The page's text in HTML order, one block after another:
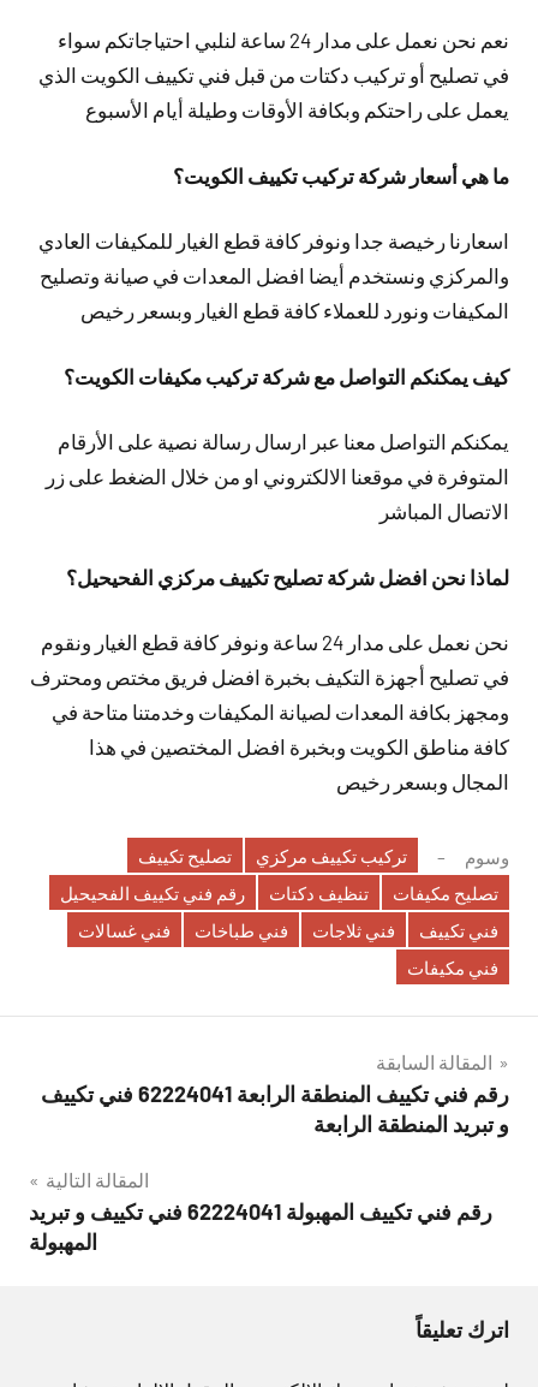
نعم نحن نعمل على مدار 24 ساعة لنلبي احتياجاتكم سواء
في تصليح أو تركيب دكتات من قبل فني تكييف الكويت الذي
يعمل على راحتكم وبكافة الأوقات وطيلة أيام الأسبوع
ما هي أسعار شركة تركيب تكييف الكويت؟
اسعارنا رخيصة جدا ونوفر كافة قطع الغيار للمكيفات العادي
والمركزي ونستخدم أيضا افضل المعدات في صيانة وتصليح
المكيفات ونورد للعملاء كافة قطع الغيار وبسعر رخيص
كيف يمكنكم التواصل مع شركة تركيب مكيفات الكويت؟
يمكنكم التواصل معنا عبر ارسال رسالة نصية على الأرقام
المتوفرة في موقعنا الالكتروني او من خلال الضغط على زر
الاتصال المباشر
لماذا نحن افضل شركة تصليح تكييف مركزي الفحيحيل؟
نحن نعمل على مدار 24 ساعة ونوفر كافة قطع الغيار ونقوم
في تصليح أجهزة التكيف بخبرة افضل فريق مختص ومحترف
ومجهز بكافة المعدات لصيانة المكيفات وخدمتنا متاحة في
كافة مناطق الكويت وبخبرة افضل المختصين في هذا
المجال وبسعر رخيص
وسوم تركيب تكييف مركزي
تصليح تكييف
تصليح مكيفات
تنظيف دكتات
رقم فني تكييف الفحيحيل
فني تكييف
فني ثلاجات فني طباخات
فني غسالات
فني مكيفات
تصفّح
المقالات
المقالة السابقة
رقم فني تكييف المنطقة الرابعة 62224041 فني تكييف
و تبريد المنطقة الرابعة
المقالة التالية
رقم فني تكييف المهبولة 62224041 فني تكييف و تبريد
المهبولة
اترك تعليقاً